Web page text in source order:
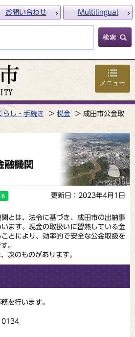
メニュー
お問い合わせ Multilingual
らし・手続き 税金
成田市公金取
融機関
更新日：2023年4月1日
とは、法令に基づき、成田市の出納事
ます。現金の取扱いに習熟している金
とにより、効率的で安全な公金取扱を
。
次のものがあります。
を行います。
0134